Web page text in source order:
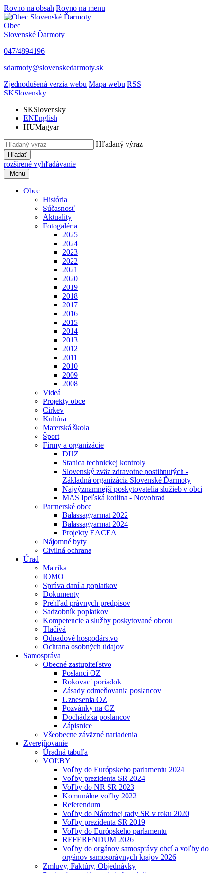
Rovno na obsah Rovno na menu
Obec
Slovenské Ďarmoty
047/4894196
sdarmoty@slovenskedarmoty.sk
Zjednodušená verzia webu Mapa webu RSS
SKSlovensky
SKSlovensky
ENEnglish
HUMagyar
Hľadaný výraz
Hľadať
rozšírené vyhľadávanie
Menu
Obec
História
Súčasnosť
Aktuality
Fotogaléria
2025
2024
2023
2022
2021
2020
2019
2018
2017
2016
2015
2014
2013
2012
2011
2010
2009
2008
Videá
Projekty obce
Cirkev
Kultúra
Materská škola
Šport
Firmy a organizácie
DHZ
Stanica technickej kontroly
Slovenský zväz zdravotne postihnutých -
Základná organizácia Slovenské Ďarmoty
Najvýznamnejší poskytovatelia služieb v obci
MAS Ipeľská kotlina - Novohrad
Partnerské obce
Balassagyarmat 2022
Balassagyarmat 2024
Projekty EACEA
Nájomné byty
Civilná ochrana
Úrad
Matrika
IOMO
Správa daní a poplatkov
Dokumenty
Prehľad právnych predpisov
Sadzobník poplatkov
Kompetencie a služby poskytované obcou
Tlačivá
Odpadové hospodárstvo
Ochrana osobných údajov
Samospráva
Obecné zastupiteľstvo
Poslanci OZ
Rokovací poriadok
Zásady odmeňovania poslancov
Uznesenia OZ
Pozvánky na OZ
Dochádzka poslancov
Zápisnice
Všeobecne záväzné nariadenia
Zverejňovanie
Úradná tabuľa
VOĽBY
Voľby do Európskeho parlamentu 2024
Voľby prezidenta SR 2024
Voľby do NR SR 2023
Komunálne voľby 2022
Referendum
Voľby do Národnej rady SR v roku 2020
Voľby prezidenta SR 2019
Voľby do Európskeho parlamentu
REFERENDUM 2026
Voľby do orgánov samosprávy obcí a voľby do
orgánov samosprávnych krajov 2026
Zmluvy, Faktúry, Objednávky